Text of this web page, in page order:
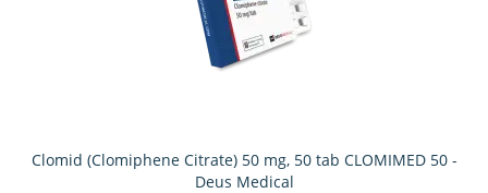
Clomid (Clomiphene Citrate) 50 mg, 50 tab CLOMIMED 50 -
Deus Medical